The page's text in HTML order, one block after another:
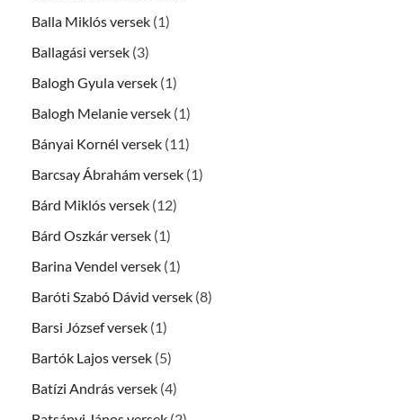
Balla Miklós versek (1)
Ballagási versek (3)
Balogh Gyula versek (1)
Balogh Melanie versek (1)
Bányai Kornél versek (11)
Barcsay Ábrahám versek (1)
Bárd Miklós versek (12)
Bárd Oszkár versek (1)
Barina Vendel versek (1)
Baróti Szabó Dávid versek (8)
Barsi József versek (1)
Bartók Lajos versek (5)
Batízi András versek (4)